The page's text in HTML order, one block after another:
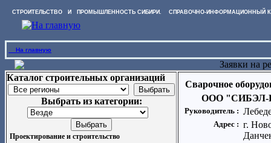
СТРОИТЕЛЬСТВО И ПРОМЫШЛЕННОСТЬ СИБИРИ. СПРАВОЧНО-ИНФОРМАЦИОННЫЙ
На главную
Заявки на
Каталог строительных организаций
Выбрать из категории:
Проектирование и строительство
Сварочное
ООО
Руководитель :
Адрес : г.